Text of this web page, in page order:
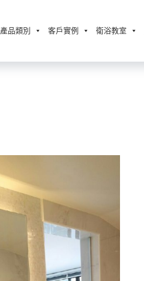
產品類別 客戶實例 衛浴教室